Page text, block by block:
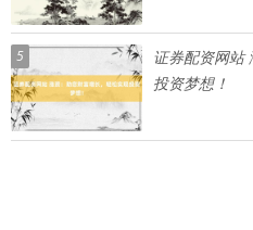
5
证券配资网站
投资梦想！